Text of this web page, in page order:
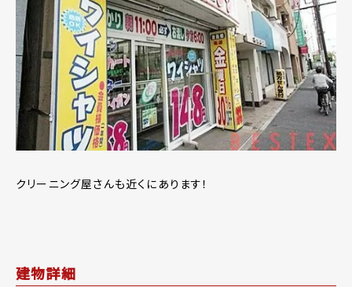
クリーニング屋さんも近くにあります！
建物詳細